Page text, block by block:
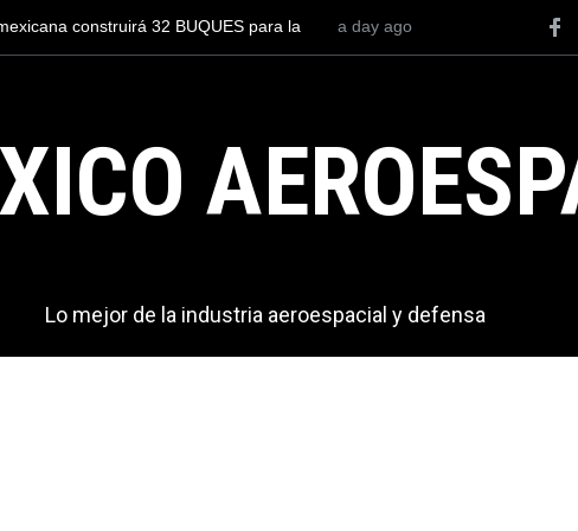
piloto para volar los nuevos C-130J mexicanos
México se posiciona
del mundo, al
exportaciones en el
a day ago
Lo mejor de la industria aeroespacial y defensa